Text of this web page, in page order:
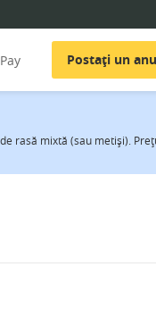
Postați un
rasă mixtă (sau metiși).